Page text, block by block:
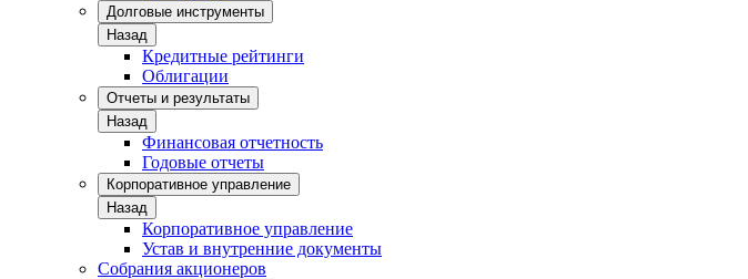
Долговые инструменты
Назад
Кредитные рейтинги
Облигации
Отчеты и результаты
Назад
Финансовая отчетность
Годовые отчеты
Корпоративное управление
Назад
Корпоративное управление
Устав и внутренние документы
Собрания акционеров